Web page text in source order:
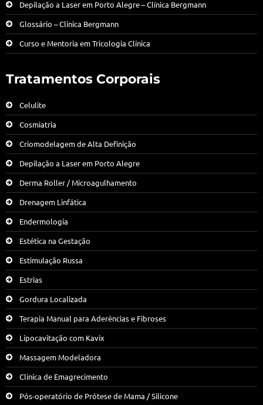
Depilação a Laser em Porto Alegre – Clínica Bergmann
Glossário – Clínica Bergmann
Curso e Mentoria em Tricologia Clínica
Tratamentos Corporais
Celulite
Cosmiatria
Criomodelagem de Alta Definição
Depilação a Laser em Porto Alegre
Derma Roller / Microagulhamento
Drenagem Linfática
Endermologia
Estética na Gestação
Estimulação Russa
Estrias
Gordura Localizada
Terapia Manual para Aderências e Fibroses
Lipocavitação com Kavix
Massagem Modeladora
Clínica de Emagrecimento
Pós-operatório de Prótese de Mama / Silicone